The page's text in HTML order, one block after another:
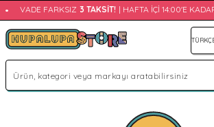
VADE FARKSIZ 3 TAKSIT! | HAFTA İÇI 14:00'E KADAR